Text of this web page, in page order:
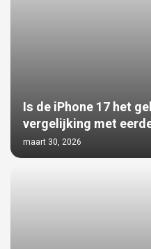
Is de iPhone 17 het
vergelijking met
maart 30, 2026